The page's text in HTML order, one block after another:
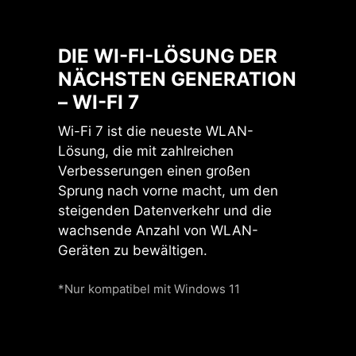
Pump Lüfter
DIE WI-FI-LÖSUNG DER
NÄCHSTEN GENERATION
– WI-FI 7
Wi-Fi 7 ist die neueste WLAN-
Lösung, die mit zahlreichen
Verbesserungen einen großen
Sprung nach vorne macht, um den
steigenden Datenverkehr und die
wachsende Anzahl von WLAN-
Geräten zu bewältigen.
*Nur kompatibel mit Windows 11
der CPU
Native PCIe 5.0
Lanes
von Ryzen 9000
und 7000 CPUs
PCIe 5.0x4für M.2 SSDs
PCIe 5.0 x16für GPUs